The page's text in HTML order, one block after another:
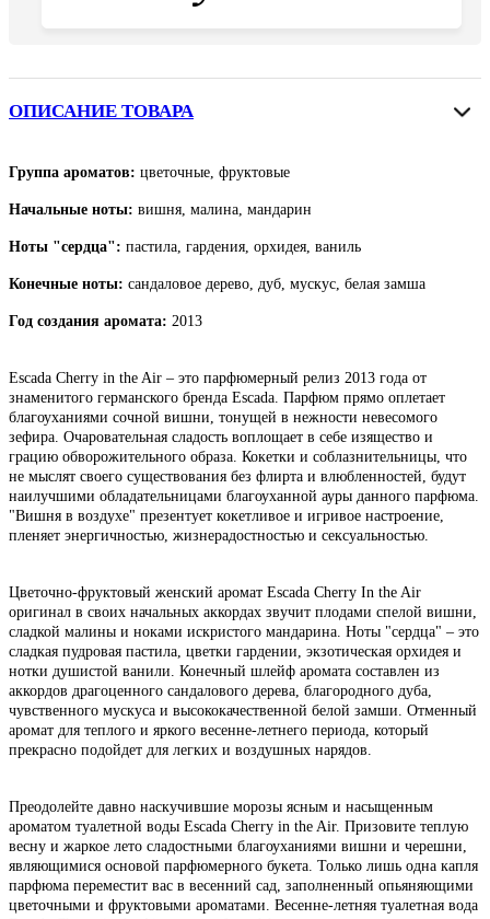
ОПИСАНИЕ ТОВАРА
Группа ароматов: цветочные, фруктовые
Начальные ноты: вишня, малина, мандарин
Ноты "сердца": пастила, гардения, орхидея, ваниль
Конечные ноты: сандаловое дерево, дуб, мускус, белая замша
Год создания аромата: 2013
Escada Cherry in the Air – это парфюмерный релиз 2013 года от
знаменитого германского бренда Escada. Парфюм прямо оплетает
благоуханиями сочной вишни, тонущей в нежности невесомого
зефира. Очаровательная сладость воплощает в себе изящество и
грацию обворожительного образа. Кокетки и соблазнительницы, что
не мыслят своего существования без флирта и влюбленностей, будут
наилучшими обладательницами благоуханной ауры данного парфюма.
"Вишня в воздухе" презентует кокетливое и игривое настроение,
пленяет энергичностью, жизнерадостностью и сексуальностью.
Цветочно-фруктовый женский аромат Escada Cherry In the Air
оригинал в своих начальных аккордах звучит плодами спелой вишни,
сладкой малины и ноками искристого мандарина. Ноты "сердца" – это
сладкая пудровая пастила, цветки гардении, экзотическая орхидея и
нотки душистой ванили. Конечный шлейф аромата составлен из
аккордов драгоценного сандалового дерева, благородного дуба,
чувственного мускуса и высококачественной белой замши. Отменный
аромат для теплого и яркого весенне-летнего периода, который
прекрасно подойдет для легких и воздушных нарядов.
Преодолейте давно наскучившие морозы ясным и насыщенным
ароматом туалетной воды Escada Cherry in the Air. Призовите теплую
весну и жаркое лето сладостными благоуханиями вишни и черешни,
являющимися основой парфюмерного букета. Только лишь одна капля
парфюма переместит вас в весенний сад, заполненный опьяняющими
цветочными и фруктовыми ароматами. Весенне-летняя туалетная вода